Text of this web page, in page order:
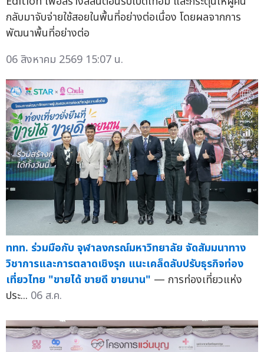
กลับมาจับจ่ายใช้สอยในพื้นที่อย่างต่อเนื่อง โดยผลจากการ
พัฒนาพื้นที่อย่างต่อ
06 สิงหาคม 2569 15:07 น.
ททท. ร่วมมือกับ จุฬาลงกรณ์มหาวิทยาลัย จัดสัมมนาทาง
วิชาการและการตลาดเชิงรุก แนะเคล็ดลับปรับธุรกิจท่อง
เที่ยวไทย "ขายได้ ขายดี ขายนาน" — การท่องเที่ยวแห่ง
ประ... 06 ส.ค.